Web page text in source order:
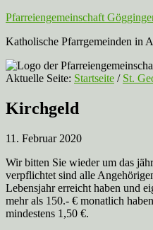
Pfarreiengemeinschaft
Katholische Pfarrgemeinden in
Aktuelle Seite: Startseite / St.
Kirchgeld
11. Februar 2020
Wir bitten Sie wieder um das
verpflichtet sind alle
Lebensjahr erreicht haben und
mehr als 150.- € monatlich
mindestens 1,50 €.